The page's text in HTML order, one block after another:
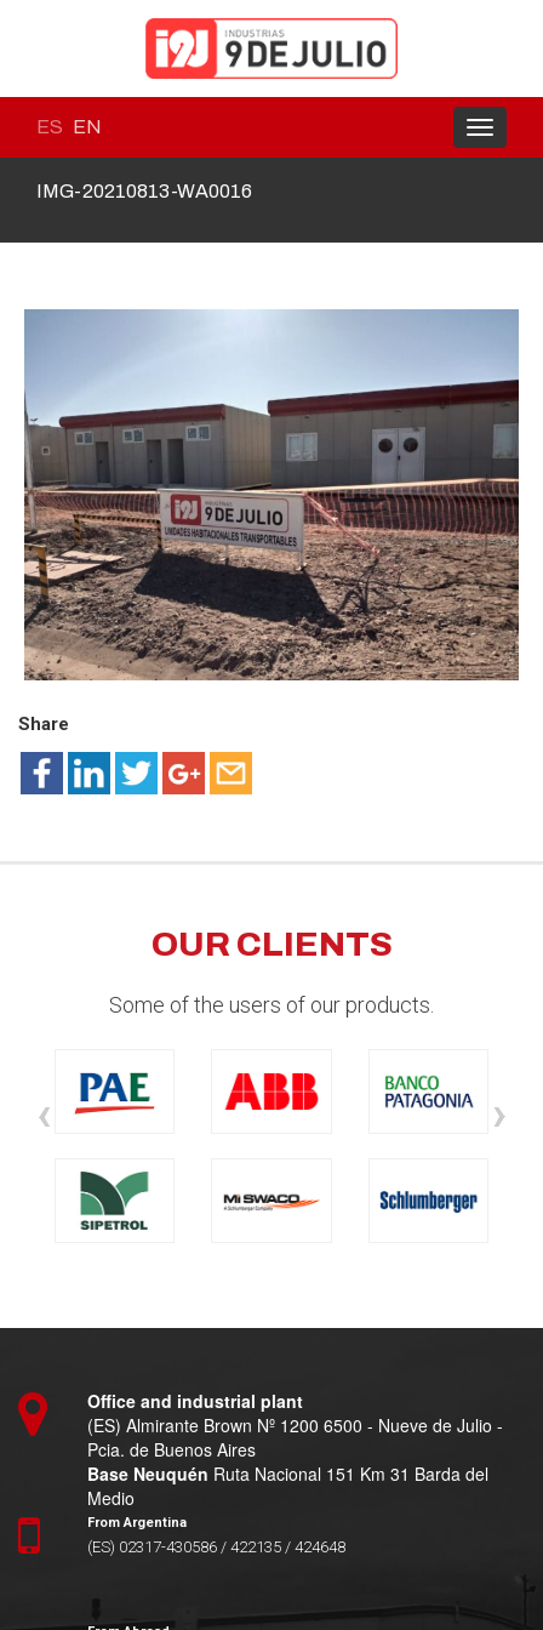
ES EN
Toggle
IMG-20210813-WA0016
Share
OUR CLIENTS
Some of the users of our products.
‹ ›
Office and industrial plant
(ES) Almirante Brown Nº 1200 6500 - Nueve de Julio -
Pcia. de Buenos Aires
Base Neuquén Ruta Nacional 151 Km 31 Barda del
Medio
From Argentina
(ES) 02317-430586 / 422135 / 424648